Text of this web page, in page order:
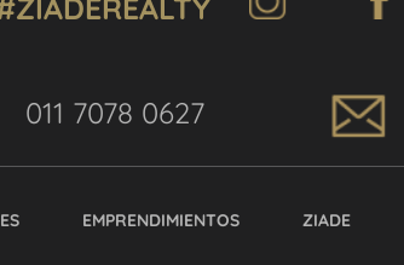
011 7078 0627
EMPRENDIMIENTOS ZIADE